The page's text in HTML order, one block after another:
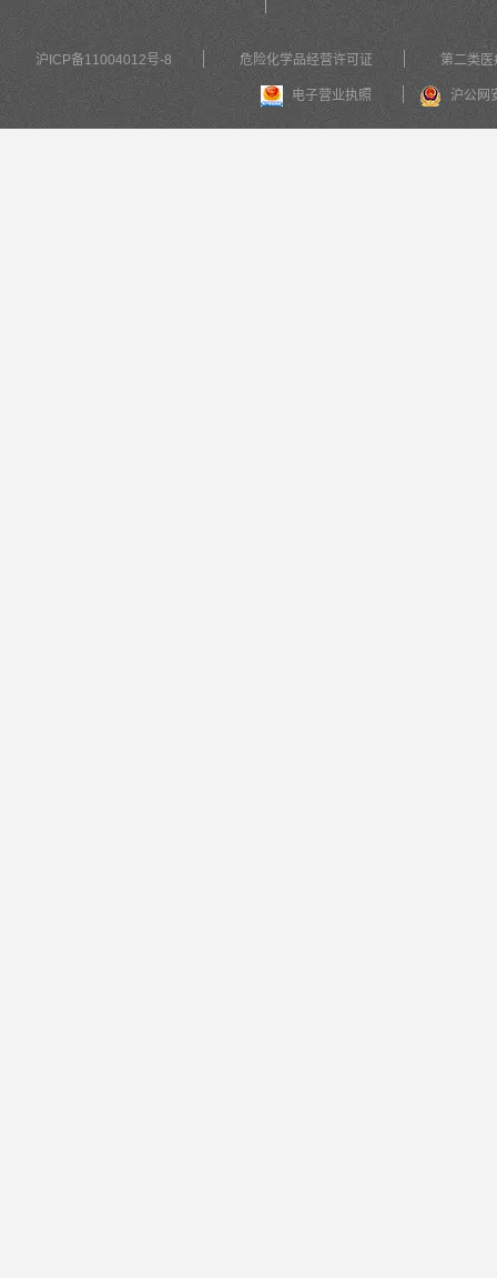
沪ICP备11004012号-8 危险化学品经营许可证 第二类医
电子营业执照 沪公网